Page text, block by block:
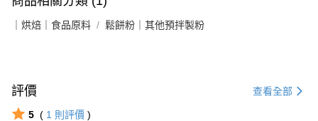
｜烘焙｜食品原料 鬆餅粉｜其他預拌製粉
評價 查看全部
5 ( 1 則評價 )